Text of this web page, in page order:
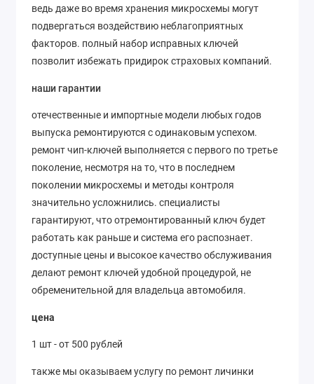
ведь даже во время хранения микросхемы могут
подвергаться воздействию неблагоприятных
факторов. полный набор исправных ключей
позволит избежать придирок страховых компаний.
наши гарантии
отечественные и импортные модели любых годов
выпуска ремонтируются с одинаковым успехом.
ремонт чип-ключей выполняется с первого по третье
поколение, несмотря на то, что в последнем
поколении микросхемы и методы контроля
значительно усложнились. специалисты
гарантируют, что отремонтированный ключ будет
работать как раньше и система его распознает.
доступные цены и высокое качество обслуживания
делают ремонт ключей удобной процедурой, не
обременительной для владельца автомобиля.
цена
1 шт - от 500 рублей
также мы оказываем услугу по ремонт личинки